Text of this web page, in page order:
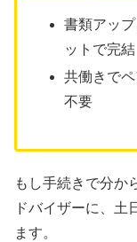
書類アッ
ットで完結
共働きで
不要
もし手続きで分か
ドバイザーに、土
ます。